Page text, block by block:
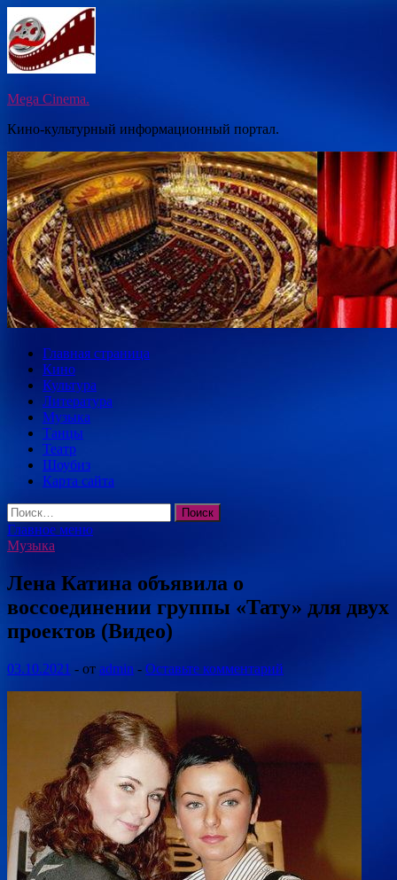
Перейти
к
содержимому
Mega Cinema.
Кино-культурный информационный портал.
Главная страница
Кино
Культура
Литература
Музыка
Танцы
Театр
Шоубиз
Карта сайта
Найти:
Главное меню
Музыка
Лена Катина объявила о
воссоединении группы «Тату» для двух
проектов (Видео)
03.10.2021 - от admin - Оставьте комментарий